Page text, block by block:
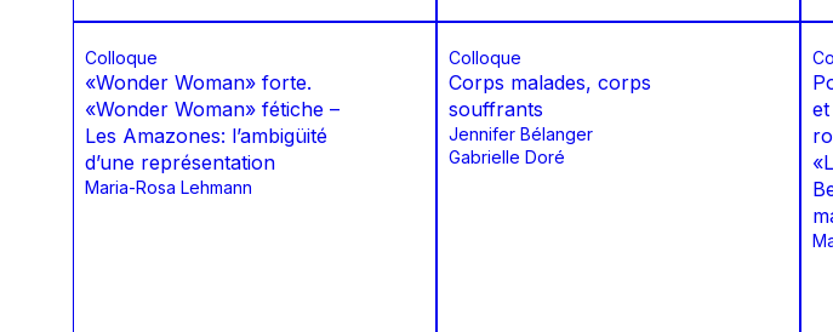
Colloque
«Wonder Woman» forte.
«Wonder Woman» fétiche –
Les Amazones: l’ambigüité
d’une représentation
Maria-Rosa Lehmann
Colloque
Corps malades, corps
souffrants
Jennifer Bélanger
Gabrielle Doré